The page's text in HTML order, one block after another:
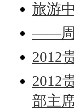
旅游
——周
2012
2012
部主